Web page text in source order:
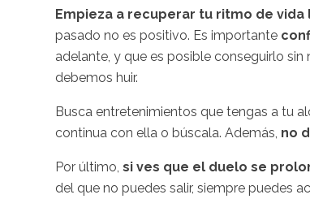
Empieza a recuperar tu ritmo de
pasado no es positivo. Es importante
adelante, y que es posible conseguirlo
debemos huir.
Busca entretenimientos que tengas a tu
continua con ella o búscala. Además, no
Por último, si ves que el duelo se
del que no puedes salir, siempre puedes